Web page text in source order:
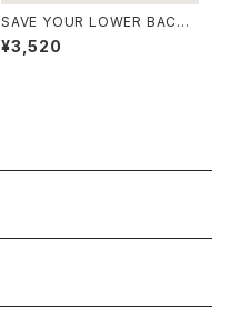
SAVE YOUR LOWER BACK
DVD【英語版のみ】
¥3,520